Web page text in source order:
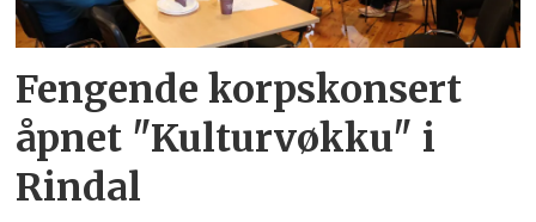
Fengende korpskonsert
åpnet "Kulturvøkku" i
Rindal